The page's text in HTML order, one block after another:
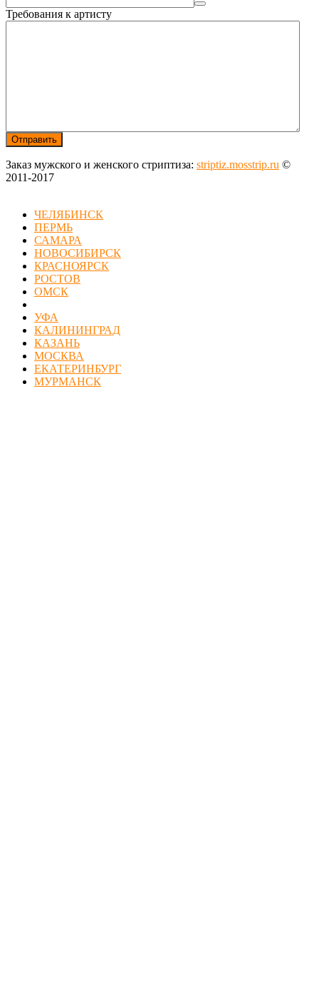
Требования к артисту
Заказ мужского и женского стриптиза: striptiz.mosstrip.ru ©
2011-2017
ЧЕЛЯБИНСК
ПЕРМЬ
САМАРА
НОВОСИБИРСК
КРАСНОЯРСК
РОСТОВ
ОМСК
УФА
КАЛИНИНГРАД
КАЗАНЬ
МОСКВА
ЕКАТЕРИНБУРГ
МУРМАНСК